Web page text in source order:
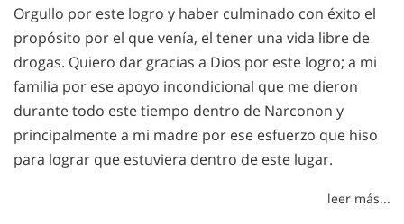
Orgullo por este logro y haber culminado con éxito el
propósito por el que venía, el tener una vida libre de
drogas. Quiero dar gracias a Dios por este logro; a mi
familia por ese apoyo incondicional que me dieron
durante todo este tiempo dentro de Narconon y
principalmente a mi madre por ese esfuerzo que hiso
para lograr que estuviera dentro de este lugar.
leer más...